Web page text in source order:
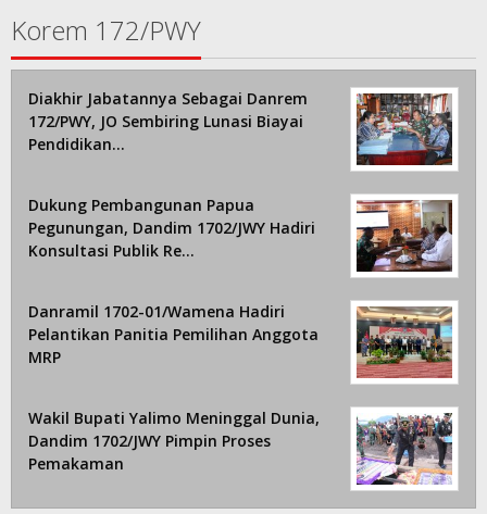
Korem 172/PWY
Diakhir Jabatannya Sebagai Danrem
172/PWY, JO Sembiring Lunasi Biayai
Pendidikan…
Dukung Pembangunan Papua
Pegunungan, Dandim 1702/JWY Hadiri
Konsultasi Publik Re…
Danramil 1702-01/Wamena Hadiri
Pelantikan Panitia Pemilihan Anggota
MRP
Wakil Bupati Yalimo Meninggal Dunia,
Dandim 1702/JWY Pimpin Proses
Pemakaman